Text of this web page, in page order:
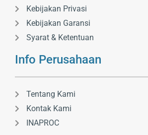
Kebijakan Privasi
Kebijakan Garansi
Syarat & Ketentuan
Info Perusahaan
Tentang Kami
Kontak Kami
INAPROC